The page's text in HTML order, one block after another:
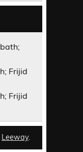
Frijid
Frijid
Leeway.